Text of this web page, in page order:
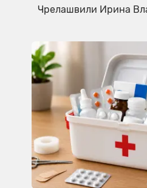
Чрелашвили Ирина